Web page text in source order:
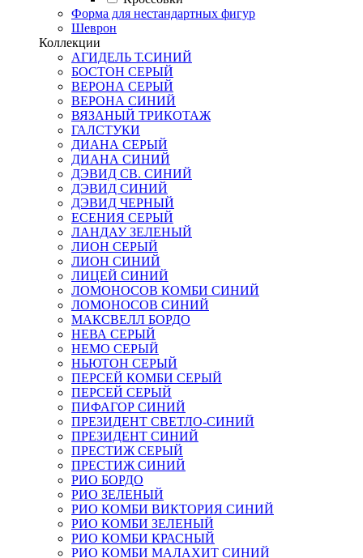
Форма для нестандартных фигур
Шеврон
Коллекции
АГИДЕЛЬ Т.СИНИЙ
БОСТОН СЕРЫЙ
ВЕРОНА СЕРЫЙ
ВЕРОНА СИНИЙ
ВЯЗАНЫЙ ТРИКОТАЖ
ГАЛСТУКИ
ДИАНА СЕРЫЙ
ДИАНА СИНИЙ
ДЭВИД СВ. СИНИЙ
ДЭВИД СИНИЙ
ДЭВИД ЧЕРНЫЙ
ЕСЕНИЯ СЕРЫЙ
ЛАНДАУ ЗЕЛЕНЫЙ
ЛИОН СЕРЫЙ
ЛИОН СИНИЙ
ЛИЦЕЙ СИНИЙ
ЛОМОНОСОВ КОМБИ СИНИЙ
ЛОМОНОСОВ СИНИЙ
МАКСВЕЛЛ БОРДО
НЕВА СЕРЫЙ
НЕМО СЕРЫЙ
НЬЮТОН СЕРЫЙ
ПЕРСЕЙ КОМБИ СЕРЫЙ
ПЕРСЕЙ СЕРЫЙ
ПИФАГОР СИНИЙ
ПРЕЗИДЕНТ СВЕТЛО-СИНИЙ
ПРЕЗИДЕНТ СИНИЙ
ПРЕСТИЖ СЕРЫЙ
ПРЕСТИЖ СИНИЙ
РИО БОРДО
РИО ЗЕЛЕНЫЙ
РИО КОМБИ ВИКТОРИЯ СИНИЙ
РИО КОМБИ ЗЕЛЕНЫЙ
РИО КОМБИ КРАСНЫЙ
РИО КОМБИ МАЛАХИТ СИНИЙ